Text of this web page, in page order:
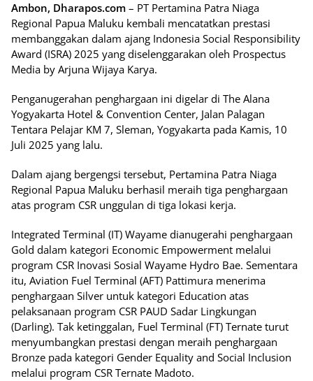
Ambon, Dharapos.com – PT Pertamina Patra Niaga
Regional Papua Maluku kembali mencatatkan prestasi
membanggakan dalam ajang Indonesia Social Responsibility
Award (ISRA) 2025 yang diselenggarakan oleh Prospectus
Media by Arjuna Wijaya Karya.
Penganugerahan penghargaan ini digelar di The Alana
Yogyakarta Hotel & Convention Center, Jalan Palagan
Tentara Pelajar KM 7, Sleman, Yogyakarta pada Kamis, 10
Juli 2025 yang lalu.
Dalam ajang bergengsi tersebut, Pertamina Patra Niaga
Regional Papua Maluku berhasil meraih tiga penghargaan
atas program CSR unggulan di tiga lokasi kerja.
Integrated Terminal (IT) Wayame dianugerahi penghargaan
Gold dalam kategori Economic Empowerment melalui
program CSR Inovasi Sosial Wayame Hydro Bae. Sementara
itu, Aviation Fuel Terminal (AFT) Pattimura menerima
penghargaan Silver untuk kategori Education atas
pelaksanaan program CSR PAUD Sadar Lingkungan
(Darling). Tak ketinggalan, Fuel Terminal (FT) Ternate turut
menyumbangkan prestasi dengan meraih penghargaan
Bronze pada kategori Gender Equality and Social Inclusion
melalui program CSR Ternate Madoto.